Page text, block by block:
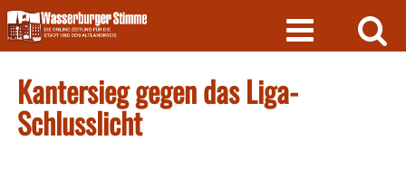
Skip
to
content
Kantersieg gegen das Liga-
Schlusslicht